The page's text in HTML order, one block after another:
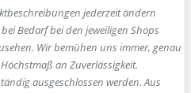
jederzeit ändern
Bedarf bei den jeweiligen Shops
Wir bemühen uns immer, genau
an Zuverlässigkeit.
ausgeschlossen werden. Aus